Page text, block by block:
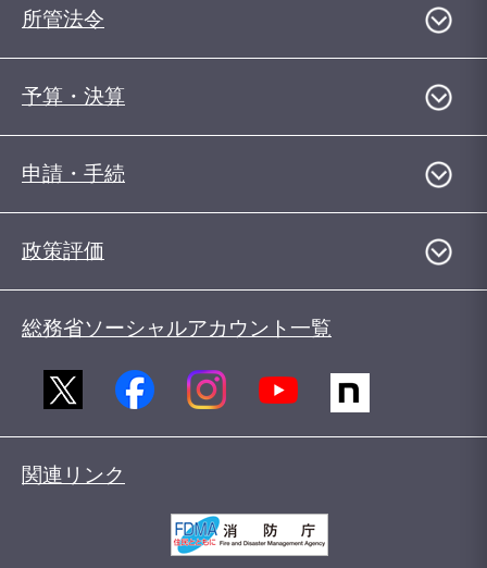
所管法令
予算・決算
申請・手続
政策評価
総務省ソーシャルアカウント一覧
関連リンク